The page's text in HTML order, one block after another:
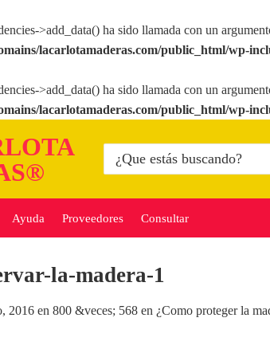
>add_data() ha sido llamada con un
lacarlotamaderas.com/public_html/wp-
>add_data() ha sido llamada con un
lacarlotamaderas.com/public_html/wp-
por:
Ayuda Proveedores Consultar
la-madera-1
2016 en 800 &veces; 568 en ¿Como proteger la